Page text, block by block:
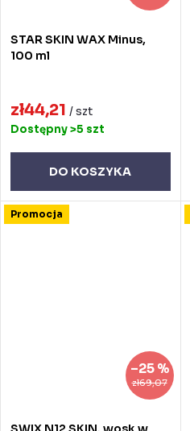
STAR SKIN WAX Minus,
100 ml
zł44,21 / szt
Dostępny>5 szt
DO KOSZYKA
Promocja
zł69,07
–25 %